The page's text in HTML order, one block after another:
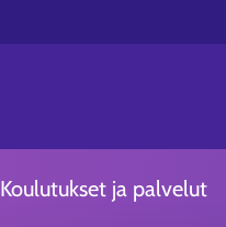
Koulutukset ja palvelut